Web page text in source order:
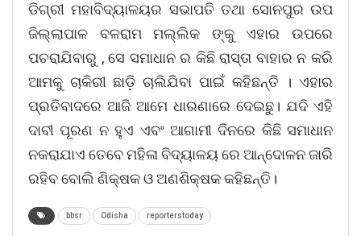
ଡିଗ୍ରୀ ମହାବିଦ୍ୟାଳୟର ସଭାପତି ତଥା ସୋନପୁର ଉପ
ଜିଲ୍ଲାପାଳ ବଳରାମ ମଲ୍ଲିକ ଙ୍କୁ ଏହାର ଉପରେ
ପଚରାଯିବାରୁ , ସେ ସମାଧାନ ର କିଛି ରାସ୍ତା ବାହାର ନ କରି
ଆମକୁ ଚାକିରୀ ଛାଡ଼ି ଚାଲିଯିବା ପାଇଁ କହିଛନ୍ତି । ଏହାର
ପ୍ରତିବାଦରେ ଆଜି ଆମେ ଧାରଣାରେ ଦେଇଛୁ। ଯଦି ଏହି
ଦାବୀ ପୂରଣ ନ ହୁଏ ଏବଂ ଆଗାମୀ ଦିନରେ କିଛି ସମାଧାନ
ନକରାଯାଏ ତେବେ ମହିଳା ବିଦ୍ୟାଳୟ ରେ ଆନ୍ଦୋଳନ ଜାରି
ରହିବ ବୋଲି ଣିକ୍ଷକ ଓ ଅଣଶିକ୍ଷକ କହିଛନ୍ତି।
bbsr Odisha reporterstoday